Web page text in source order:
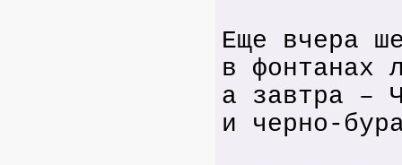
Еще вчера
в фонтанах
а завтра –
и черно-